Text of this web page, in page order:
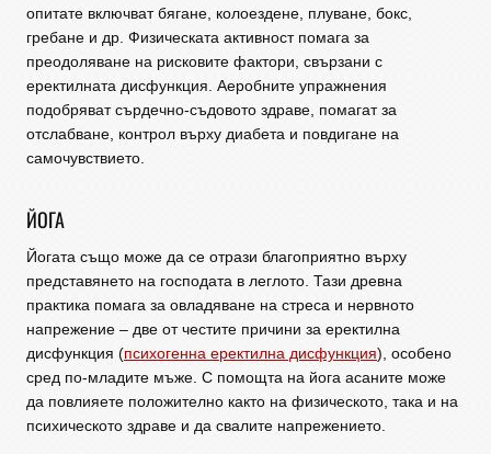
опитате включват бягане, колоездене, плуване, бокс,
гребане и др. Физическата активност помага за
преодоляване на рисковите фактори, свързани с
еректилната дисфункция. Аеробните упражнения
подобряват сърдечно-съдовото здраве, помагат за
отслабване, контрол върху диабета и повдигане на
самочувствието.
ЙОГА
Йогата също може да се отрази благоприятно върху
представянето на господата в леглото. Тази древна
практика помага за овладяване на стреса и нервното
напрежение – две от честите причини за еректилна
дисфункция (психогенна еректилна дисфункция), особено
сред по-младите мъже. С помощта на йога асаните може
да повлияете положително както на физическото, така и на
психическото здраве и да свалите напрежението.